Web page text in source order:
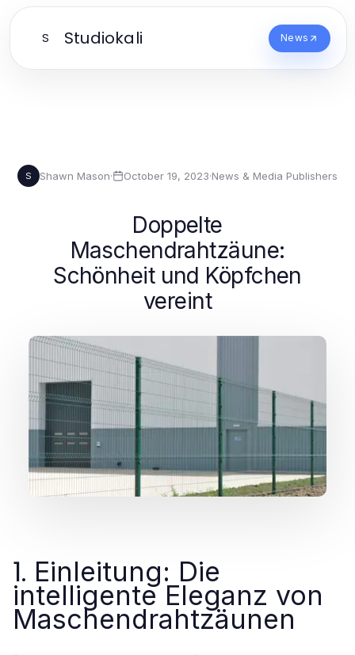
S Studiokali News
S Shawn Mason· October 19, 2023·News & Media Publishers
Doppelte
Maschendrahtzäune:
Schönheit und Köpfchen
vereint
1. Einleitung: Die
intelligente Eleganz von
Maschendrahtzäunen